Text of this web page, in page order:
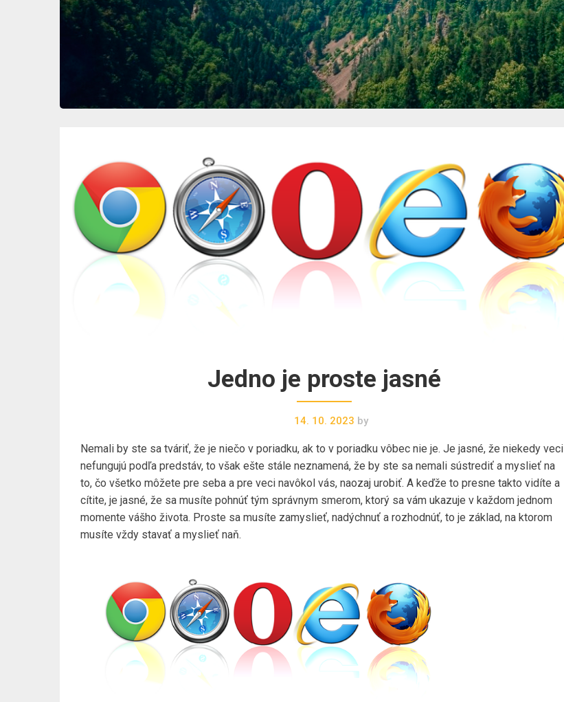
Jedno je proste jasné
14. 10. 2023 by
Nemali by ste sa tváriť, že je niečo v poriadku, ak to v poriadku vôbec nie je. Je jasné, že niekedy veci
nefungujú podľa predstáv, to však ešte stále neznamená, že by ste sa nemali sústrediť a myslieť na
to, čo všetko môžete pre seba a pre veci navôkol vás, naozaj urobiť. A keďže to presne takto vidíte a
cítite, je jasné, že sa musíte pohnúť tým správnym smerom, ktorý sa vám ukazuje v každom jednom
momente vášho života. Proste sa musíte zamyslieť, nadýchnuť a rozhodnúť, to je základ, na ktorom
musíte vždy stavať a myslieť naň.